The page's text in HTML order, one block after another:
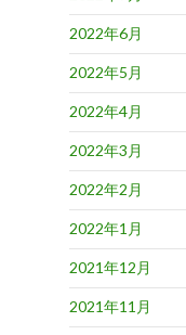
2022年6月
2022年5月
2022年4月
2022年3月
2022年2月
2022年1月
2021年12月
2021年11月